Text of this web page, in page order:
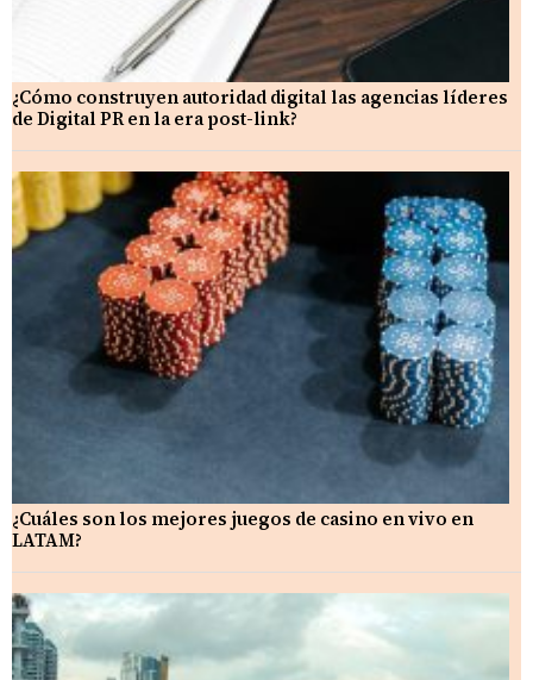
¿Cómo construyen autoridad digital las agencias líderes
de Digital PR en la era post-link?
¿Cuáles son los mejores juegos de casino en vivo en
LATAM?